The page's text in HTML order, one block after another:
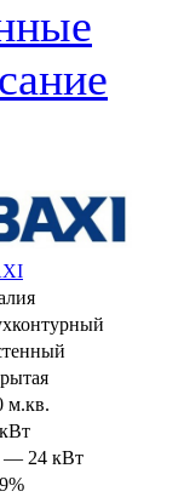
м.кв.
— 24 кВт